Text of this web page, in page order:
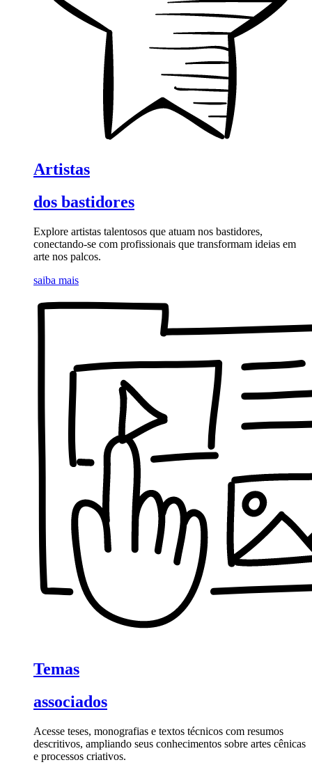
Artistas
dos bastidores
Explore artistas talentosos que atuam nos bastidores,
conectando-se com profissionais que transformam ideias em
arte nos palcos.
saiba mais
Temas
associados
Acesse teses, monografias e textos técnicos com resumos
descritivos, ampliando seus conhecimentos sobre artes cênicas
e processos criativos.